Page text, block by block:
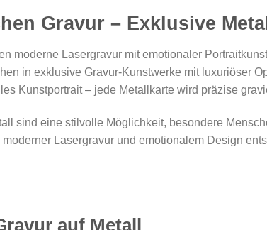
Gravur – Exklusive
moderne Lasergravur mit emotionaler
in exklusive Gravur-Kunstwerke mit luxuriöser
Kunstportrait – jede Metallkarte wird präzise
sind eine stilvolle Möglichkeit, besondere
Lasergravur und emotionalem Design
auf Metall